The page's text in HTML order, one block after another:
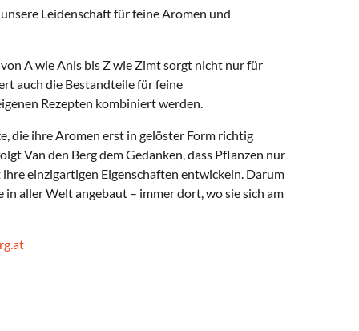
Leidenschaft für feine Aromen und
A wie Anis bis Z wie Zimt sorgt nicht nur für
auch die Bestandteile für feine
Rezepten kombiniert werden.
die ihre Aromen erst in gelöster Form richtig
Van den Berg dem Gedanken, dass Pflanzen nur
einzigartigen Eigenschaften entwickeln. Darum
in aller Welt angebaut – immer dort, wo sie sich am